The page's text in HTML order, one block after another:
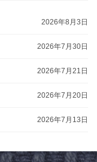
2026年8月3日
2026年7月30日
2026年7月21日
2026年7月20日
2026年7月13日